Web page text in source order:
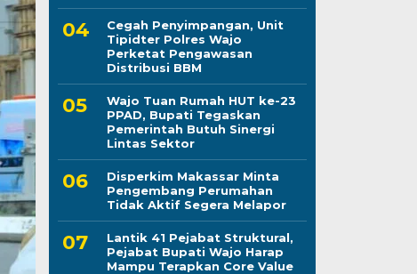
Cegah Penyimpangan, Unit
Tipidter Polres Wajo
Perketat Pengawasan
Distribusi BBM
Wajo Tuan Rumah HUT ke-23
PPAD, Bupati Tegaskan
Pemerintah Butuh Sinergi
Lintas Sektor
Disperkim Makassar Minta
Pengembang Perumahan
Tidak Aktif Segera Melapor
Lantik 41 Pejabat Struktural,
Pejabat Bupati Wajo Harap
Mampu Terapkan Core Value